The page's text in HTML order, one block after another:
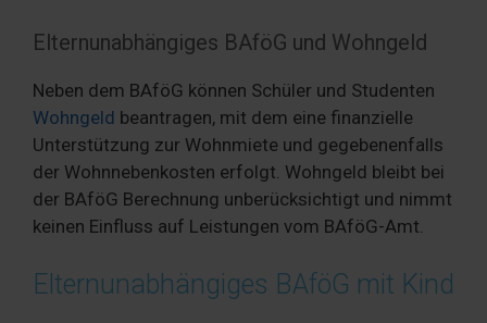
Elternunabhängiges BAföG und Wohngeld
Neben dem BAföG können Schüler und Studenten
Wohngeld beantragen, mit dem eine finanzielle
Unterstützung zur Wohnmiete und gegebenenfalls
der Wohnnebenkosten erfolgt. Wohngeld bleibt bei
der BAföG Berechnung unberücksichtigt und nimmt
keinen Einfluss auf Leistungen vom BAföG-Amt.
Elternunabhängiges BAföG mit Kind